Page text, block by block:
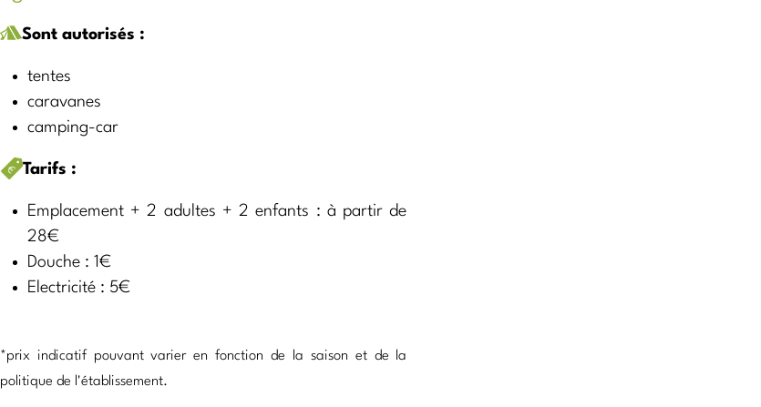
Sont autorisés :
tentes
caravanes
camping-car
Tarifs :
Emplacement + 2 adultes + 2 enfants : à partir de
28€
Douche : 1€
Electricité : 5€
*prix indicatif pouvant varier en fonction de la saison et de la
politique de l'établissement.